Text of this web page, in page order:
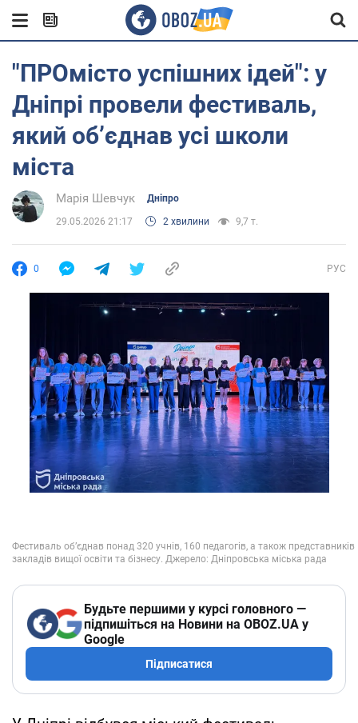
"ПРОмісто успішних ідей": у
Дніпрі провели фестиваль,
який об’єднав усі школи
міста
Марія Шевчук Дніпро
29.05.2026 21:17 2 хвилини 9,7 т.
0 РУС
Будьте першими у курсі головного —
підпишіться на Новини на OBOZ.UA у
Google
Підписатися